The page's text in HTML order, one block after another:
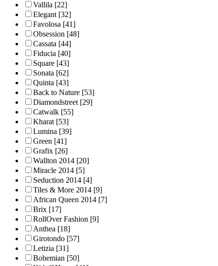
Vallila [22]
Elegant [32]
Favolosa [41]
Obsession [48]
Cassata [44]
Fiducia [40]
Square [43]
Sonata [62]
Quinta [43]
Back to Nature [53]
Diamondstreet [29]
Catwalk [55]
Kharat [53]
Lumina [39]
Green [41]
Grafix [26]
Wallton 2014 [20]
Miracle 2014 [5]
Seduction 2014 [4]
Tiles & More 2014 [9]
African Queen 2014 [7]
Brix [17]
RollOver Fashion [9]
Anthea [18]
Girotondo [57]
Letizia [31]
Bohemian [50]